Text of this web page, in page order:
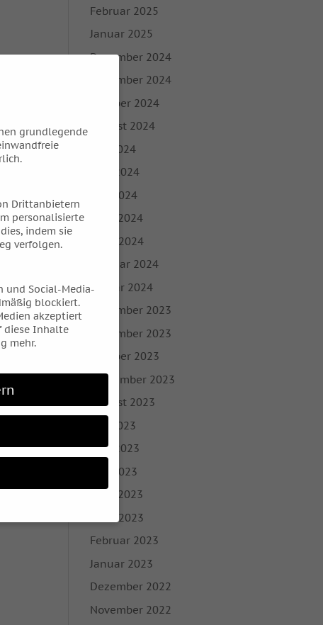
Februar 2025
Januar 2025
Dezember 2024
November 2024
Oktober 2024
August 2024
Juli 2024
Juni 2024
Mai 2024
April 2024
März 2024
Februar 2024
Januar 2024
Dezember 2023
November 2023
Oktober 2023
September 2023
August 2023
Juli 2023
Juni 2023
Mai 2023
April 2023
März 2023
Februar 2023
Januar 2023
Dezember 2022
November 2022
grundlegende
Drittanbietern
personalisierte
indem sie
verfolgen.
Social-Media-
blockiert.
akzeptiert
diese Inhalte
mehr.
oder Anzeigen-